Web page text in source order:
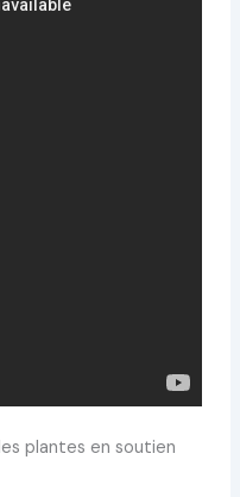
plantes en soutien